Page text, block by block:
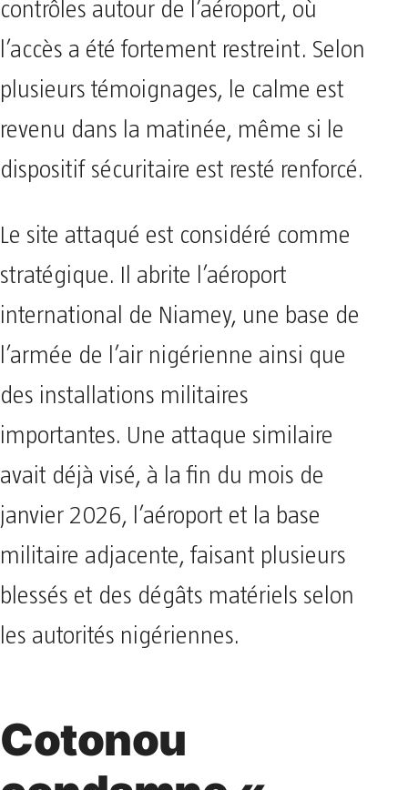
contrôles autour de l’aéroport, où
l’accès a été fortement restreint. Selon
plusieurs témoignages, le calme est
revenu dans la matinée, même si le
dispositif sécuritaire est resté renforcé.
Le site attaqué est considéré comme
stratégique. Il abrite l’aéroport
international de Niamey, une base de
l’armée de l’air nigérienne ainsi que
des installations militaires
importantes. Une attaque similaire
avait déjà visé, à la fin du mois de
janvier 2026, l’aéroport et la base
militaire adjacente, faisant plusieurs
blessés et des dégâts matériels selon
les autorités nigériennes.
Cotonou